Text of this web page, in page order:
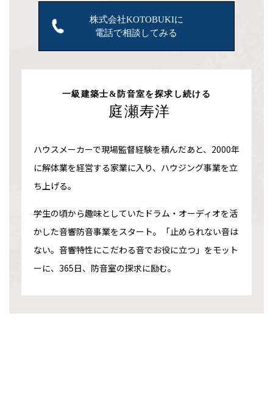
株式会社KOTOBUKIに
電話で相談してみる
一級建築士&防音室を探求し続ける
庭瀬寿洋
ハウスメーカーで現場監督経験を積んだあと、2000年
に解体業を経営する家業に入り、ハウジング事業を立
ち上げる。
学生の頃から趣味としていたドラム・オーディオを活
かした音響防音事業をスタート。「止められない音は
ない。音響特性にこだわる音でお役に立つ」をモット
ーに、365日、防音室の探求に励む。